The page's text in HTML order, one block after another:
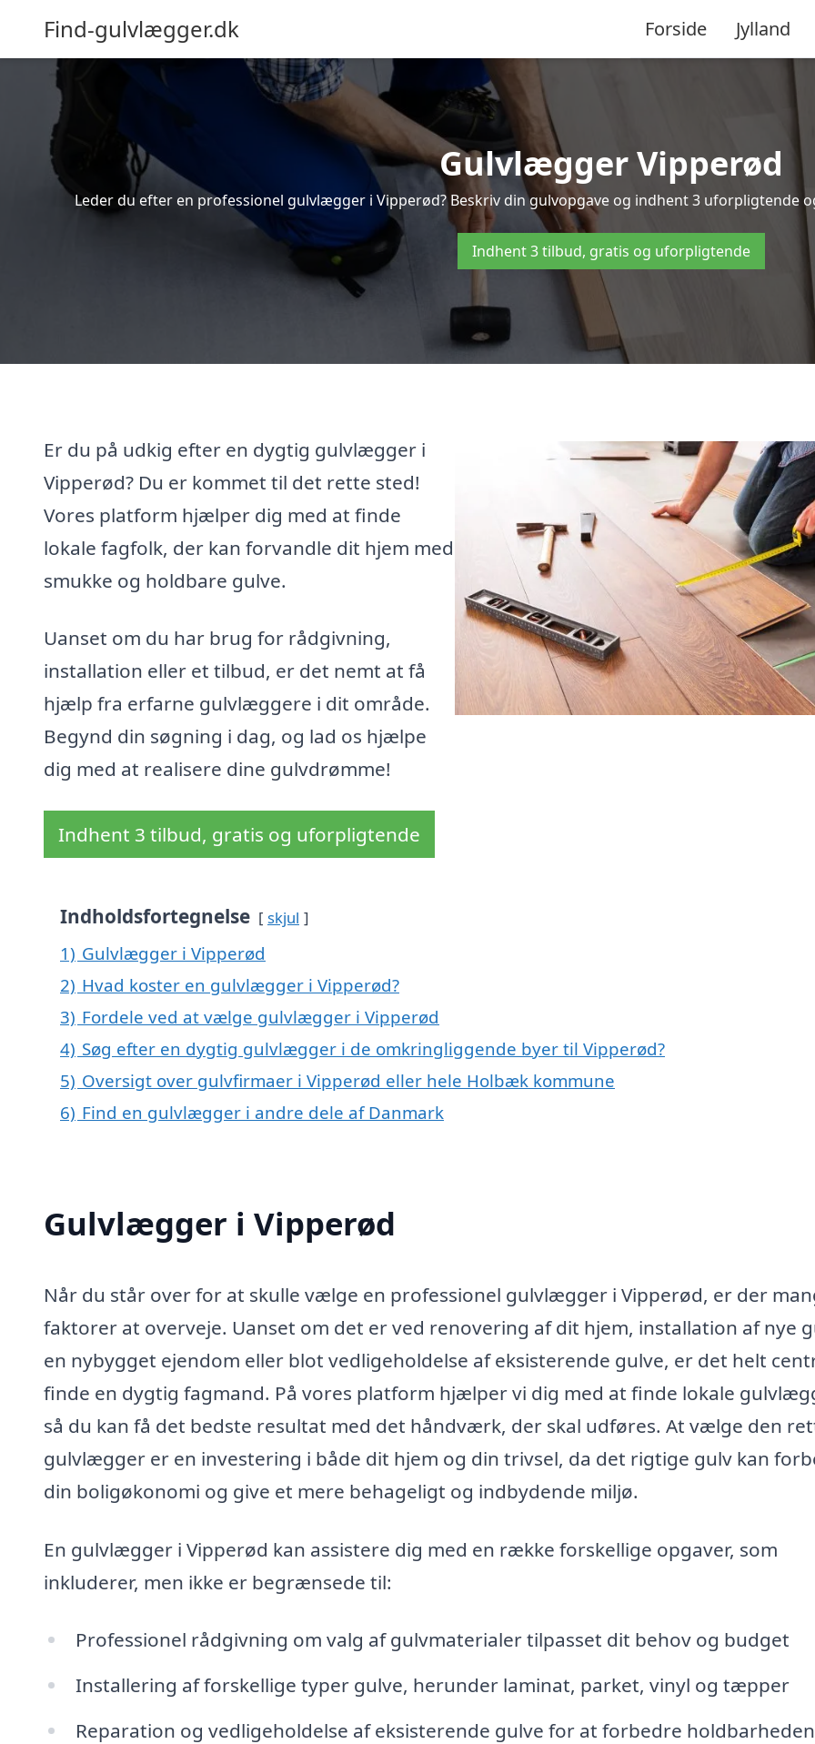
Find-gulvlægger.dk Forside Jylland
Gulvlægger Vipperød
Leder du efter en professionel gulvlægger i Vipperød? Beskriv din gulvopgave og indhent 3 uforpligtende
Indhent 3 tilbud, gratis og uforpligtende
Er du på udkig efter en dygtig gulvlægger i
Vipperød? Du er kommet til det rette sted!
Vores platform hjælper dig med at finde
lokale fagfolk, der kan forvandle dit hjem med
smukke og holdbare gulve.
Uanset om du har brug for rådgivning,
installation eller et tilbud, er det nemt at få
hjælp fra erfarne gulvlæggere i dit område.
Begynd din søgning i dag, og lad os hjælpe
dig med at realisere dine gulvdrømme!
Indhent 3 tilbud, gratis og uforpligtende
Indholdsfortegnelse skjul
1) Gulvlægger i Vipperød
2) Hvad koster en gulvlægger i Vipperød?
3) Fordele ved at vælge gulvlægger i Vipperød
4) Søg efter en dygtig gulvlægger i de omkringliggende byer til Vipperød?
5) Oversigt over gulvfirmaer i Vipperød eller hele Holbæk kommune
6) Find en gulvlægger i andre dele af Danmark
Gulvlægger i Vipperød
Når du står over for at skulle vælge en professionel gulvlægger i Vipperød, er der
faktorer at overveje. Uanset om det er ved renovering af dit hjem, installation af nye
en nybygget ejendom eller blot vedligeholdelse af eksisterende gulve, er det helt
finde en dygtig fagmand. På vores platform hjælper vi dig med at finde lokale
så du kan få det bedste resultat med det håndværk, der skal udføres. At vælge den
gulvlægger er en investering i både dit hjem og din trivsel, da det rigtige gulv kan
din boligøkonomi og give et mere behageligt og indbydende miljø.
En gulvlægger i Vipperød kan assistere dig med en række forskellige opgaver, som
inkluderer, men ikke er begrænsede til:
Professionel rådgivning om valg af gulvmaterialer tilpasset dit behov og budget
Installering af forskellige typer gulve, herunder laminat, parket, vinyl og tæpper
Reparation og vedligeholdelse af eksisterende gulve for at forbedre holdbarheden